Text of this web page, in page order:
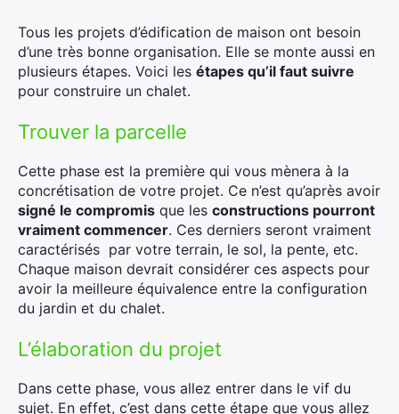
Tous les projets d’édification de maison ont besoin
d’une très bonne organisation. Elle se monte aussi en
plusieurs étapes. Voici les étapes qu’il faut suivre
pour construire un chalet.
Trouver la parcelle
Cette phase est la première qui vous mènera à la
concrétisation de votre projet. Ce n’est qu’après avoir
signé le compromis que les constructions pourront
vraiment commencer. Ces derniers seront vraiment
caractérisés par votre terrain, le sol, la pente, etc.
Chaque maison devrait considérer ces aspects pour
avoir la meilleure équivalence entre la configuration
du jardin et du chalet.
L’élaboration du projet
Dans cette phase, vous allez entrer dans le vif du
sujet. En effet, c’est dans cette étape que vous allez